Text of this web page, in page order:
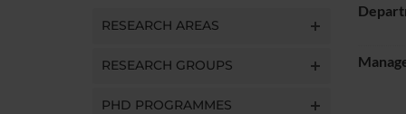
RESEARCH AREAS
RESEARCH GROUPS
PHD PROGRAMMES